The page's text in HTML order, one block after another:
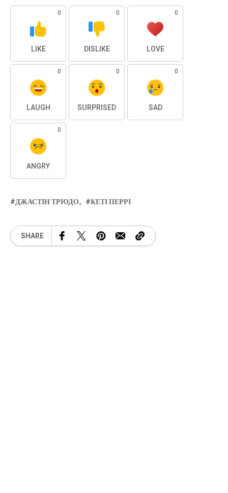
0
LIKE
0
DISLIKE
0
LOVE
0
LAUGH
0
SURPRISED
0
SAD
0
ANGRY
ДЖАСТІН ТРЮДО КЕТІ ПЕРРІ
SHARE